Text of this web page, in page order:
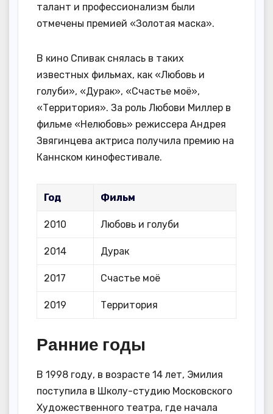
талант и профессионализм были
отмечены премией «Золотая маска».
В кино Спивак снялась в таких
известных фильмах, как «Любовь и
голуби», «Дурак», «Счастье моё»,
«Территория». За роль Любови Миллер в
фильме «Нелюбовь» режиссера Андрея
Звягинцева актриса получила премию на
Каннском кинофестивале.
Год Фильм
2010 Любовь и голуби
2014 Дурак
2017 Счастье моё
2019 Территория
Ранние годы
В 1998 году, в возрасте 14 лет, Эмилия
поступила в Школу-студию Московского
Художественного театра, где начала